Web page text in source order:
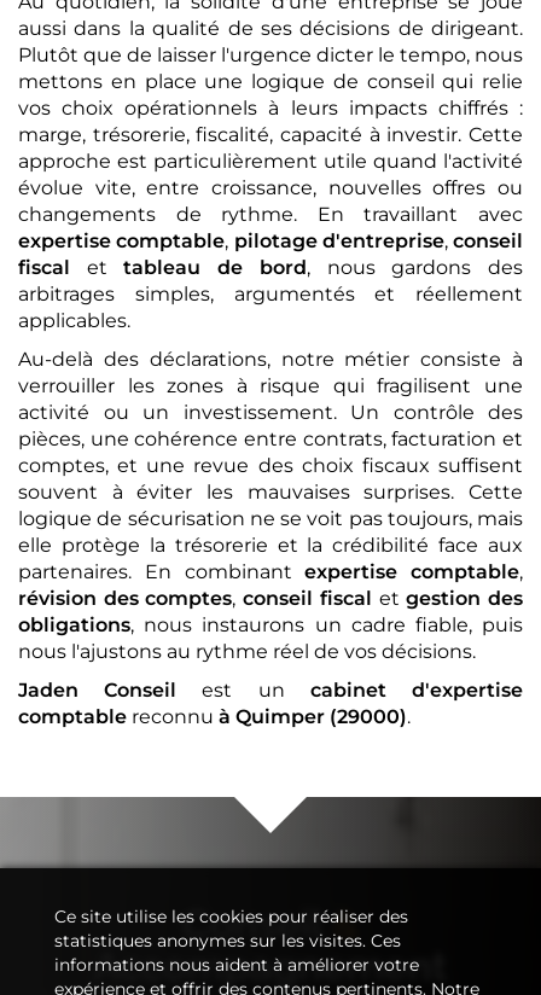
aussi dans la qualité de ses décisions de dirigeant.
Plutôt que de laisser l'urgence dicter le tempo, nous
mettons en place une logique de conseil qui relie
vos choix opérationnels à leurs impacts chiffrés :
marge, trésorerie, fiscalité, capacité à investir. Cette
approche est particulièrement utile quand l'activité
évolue vite, entre croissance, nouvelles offres ou
changements de rythme. En travaillant avec
expertise comptable, pilotage d'entreprise, conseil
fiscal
ettableau de bord, nous gardons des
arbitrages simples, argumentés et réellement
applicables.
Au-delà des déclarations, notre métier consiste à
verrouiller les zones à risque qui fragilisent une
activité ou un investissement. Un contrôle des
pièces, une cohérence entre contrats, facturation et
comptes, et une revue des choix fiscaux suffisent
souvent à éviter les mauvaises surprises. Cette
logique de sécurisation ne se voit pas toujours, mais
elle protège la trésorerie et la crédibilité face aux
partenaires. En combinantexpertise comptable,
révision des comptes,conseil fiscal etgestion des
obligations, nous instaurons un cadre fiable, puis
nous l'ajustons au rythme réel de vos décisions.
Jaden Conseil
est un cabinet d'expertise
comptable reconnu à Quimper (29000).
Conseil&
Accompagnement
Ce site utilise les cookies pour réaliser des
statistiques anonymes sur les visites. Ces
informations nous aident à améliorer votre
expérience et offrir des contenus pertinents. Notre